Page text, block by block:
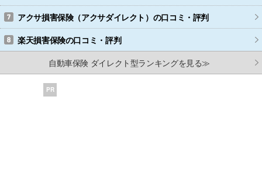
アクサ損害保険（アクサダイレクト） の口コミ・評判
楽天損害保険の口コミ・評判
自動車保険 ダイレクト型ランキングを見る≫
PR